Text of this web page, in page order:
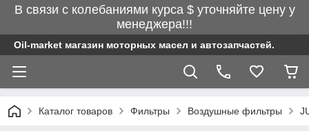
В связи с колебаниями курса $ уточняйте цену у
менеджера!!!
Oil-market магазин моторных масел и автозапчастей.
Каталог товаров Фильтры Воздушные фильтры